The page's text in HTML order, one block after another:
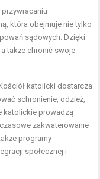
która obejmuje nie tylko
sądowych. Dzięki
także chronić swoje
katolicki dostarcza
schronienie, odzież,
katolickie prowadzą
zakwaterowanie
programy
społecznej i